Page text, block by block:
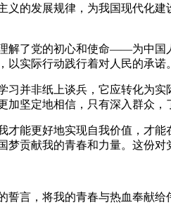
义的发展规律，为我国现代化
解了党的初心和使命——为中国
以实际行动践行着对人民的承
习并非纸上谈兵，它应转化为
加坚定地相信，只有深入群众
才能更好地实现自我价值，才
梦贡献我的青春和力量。这份
誓言，将我的青春与热血奉献